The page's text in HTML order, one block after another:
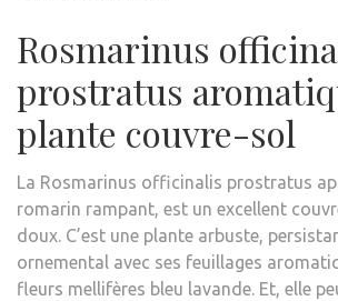
Rosmarinus
prostratus
plante couvre-sol
La Rosmarinus officinalis prostratus
romarin rampant, est un excellent
doux. C’est une plante arbuste,
ornemental avec ses feuillages
fleurs mellifères bleu lavande. Et, elle